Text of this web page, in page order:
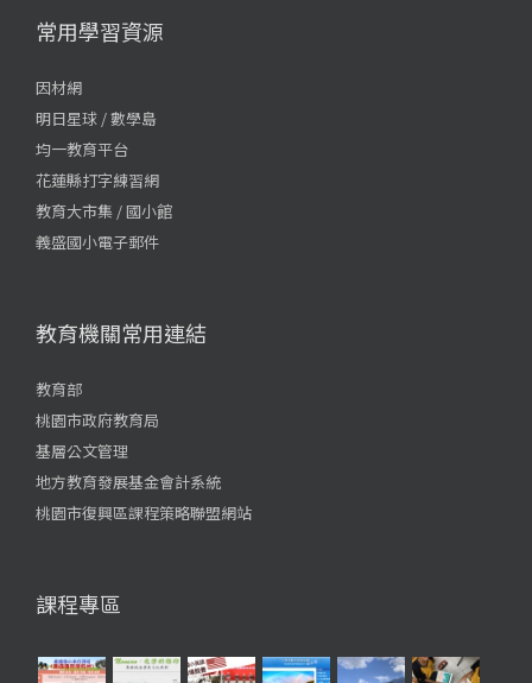
常用學習資源
因材網
明日星球 / 數學島
均一教育平台
花蓮縣打字練習網
教育大市集 / 國小館
義盛國小電子郵件
教育機關常用連結
教育部
桃園市政府教育局
基層公文管理
地方教育發展基金會計系統
桃園市復興區課程策略聯盟網站
課程專區